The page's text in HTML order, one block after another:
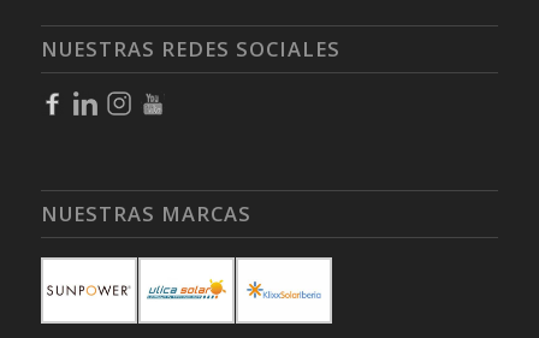
NUESTRAS REDES SOCIALES
NUESTRAS MARCAS